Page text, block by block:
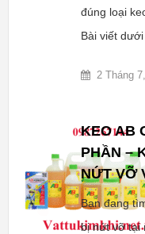
đúng loại
Bài viết dưới
2 Tháng
KEO AB
PHẦN –
NỨT VỠ
Bạn đang
bị nứt vỡ tại